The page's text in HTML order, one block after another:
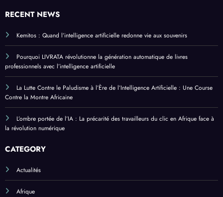
RECENT NEWS
Kemitos : Quand l’intelligence artificielle redonne vie aux souvenirs
Pourquoi LIVRATA révolutionne la génération automatique de livres
professionnels avec l’intelligence artificielle
La Lutte Contre le Paludisme à l’Ère de l’Intelligence Artificielle : Une Course
Contre la Montre Africaine
L’ombre portée de l’IA : La précarité des travailleurs du clic en Afrique face à
la révolution numérique
CATEGORY
Actualités
Afrique